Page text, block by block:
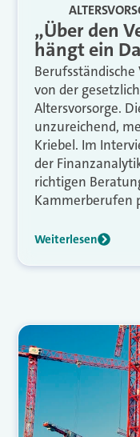
„Über den
hängt ein
von der
Altersvorsorge.
unzureichend,
Kriebel. Im
der
richtigen
Kammerberufen
Weiterlesen